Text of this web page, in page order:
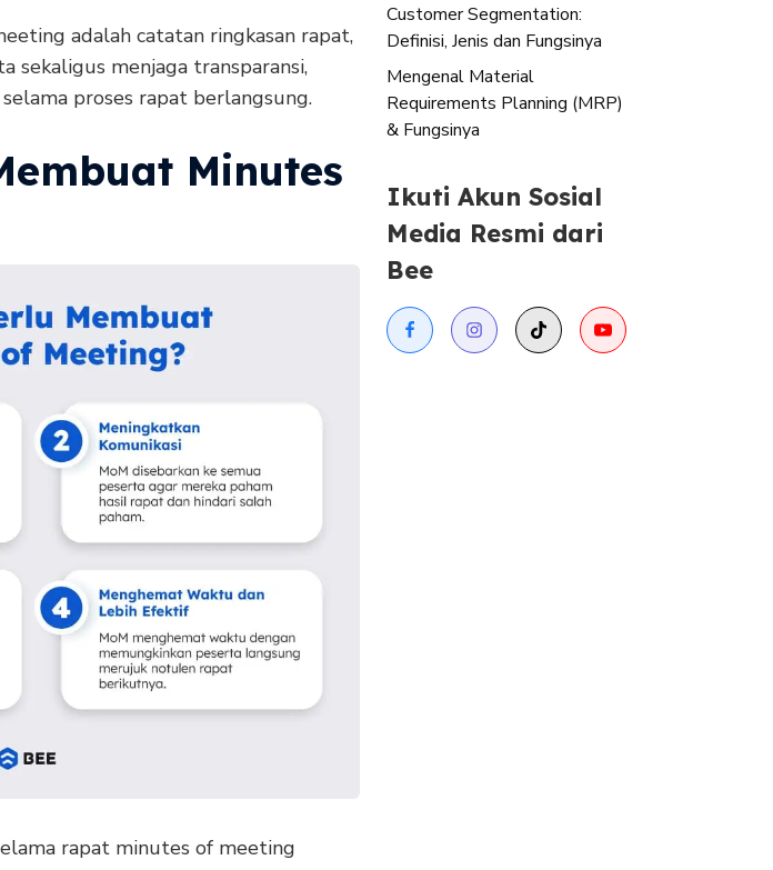
adalah catatan ringkasan rapat,
sekaligus menjaga transparansi,
proses rapat berlangsung.
Minutes
rapat minutes of meeting
Customer Segmentation:
Definisi, Jenis dan Fungsinya
Mengenal Material
Requirements Planning (MRP)
& Fungsinya
Ikuti Akun Sosial
Media Resmi dari
Bee